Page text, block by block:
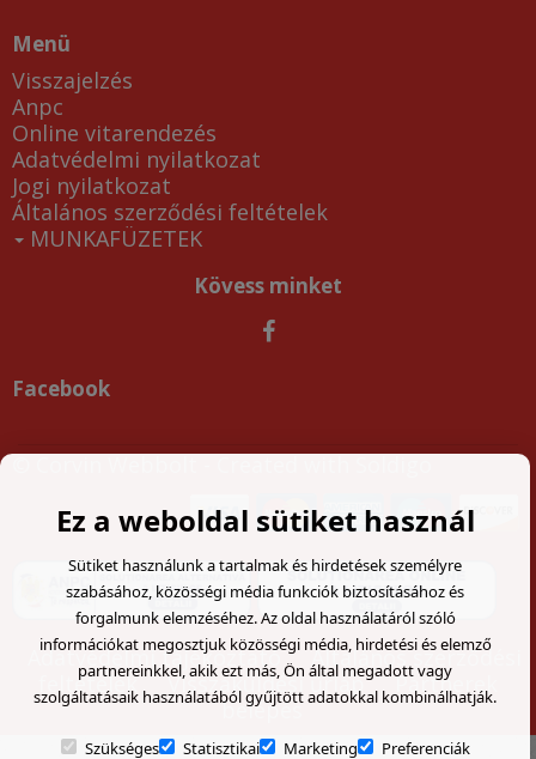
Menü
Visszajelzés
Anpc
Online vitarendezés
Adatvédelmi nyilatkozat
Jogi nyilatkozat
Általános szerződési feltételek
MUNKAFÜZETEK
Kövess minket
Facebook
Adatvédelmi tájékoztató
Általános szerződési
feltételek
Visszaküldési űrlap
Partnerek
belépés
Ez a weboldal sütiket használ
Sütiket használunk a tartalmak és hirdetések személyre
szabásához, közösségi média funkciók biztosításához és
forgalmunk elemzéséhez. Az oldal használatáról szóló
információkat megosztjuk közösségi média, hirdetési és elemző
partnereinkkel, akik ezt más, Ön által megadott vagy
szolgáltatásaik használatából gyűjtött adatokkal kombinálhatják.
Szükséges Statisztikai Marketing Preferenciák